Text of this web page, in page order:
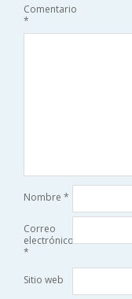
Comentario
*
Nombre *
Correo
electrónico
*
Sitio web